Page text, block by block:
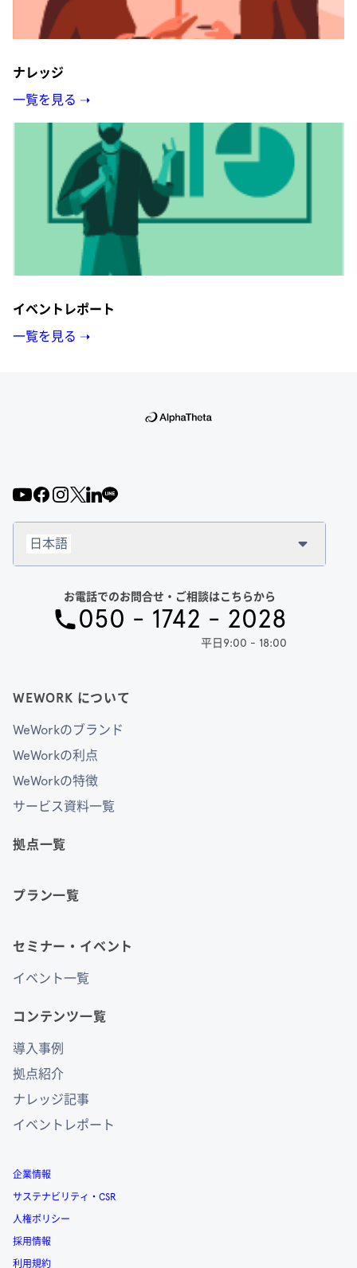
ナレッジ
一覧を見る ➝
イベントレポート
一覧を見る ➝
WEWORK について
WeWorkのブランド
WeWorkの利点
WeWorkの特徴
サービス資料一覧
拠点一覧
プラン一覧
セミナー・イベント
イベント一覧
コンテンツ一覧
導入事例
拠点紹介
ナレッジ記事
イベントレポート
お電話でのお問合せ・ご相談はこちらから
050 - 1742 - 2028
平日9:00 - 18:00
日本語
企業情報
サステナビリティ・CSR
人権ポリシー
採用情報
利用規約